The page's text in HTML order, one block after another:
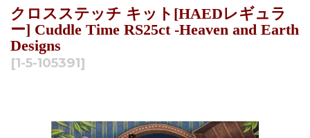
クロスステッチ キット[HAEDレギュラ
ー] Cuddle Time RS25ct -Heaven and Earth
Designs
[1-5-105391]